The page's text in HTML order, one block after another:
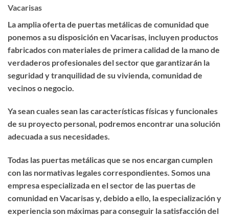
Vacarisas
La amplia oferta de puertas metálicas de comunidad que
ponemos a su disposición en Vacarisas, incluyen productos
fabricados con materiales de primera calidad de la mano de
verdaderos profesionales del sector que garantizarán la
seguridad y tranquilidad de su vivienda, comunidad de
vecinos o negocio.
Ya sean cuales sean las características físicas y funcionales
de su proyecto personal, podremos encontrar una solución
adecuada a sus necesidades.
Todas las puertas metálicas que se nos encargan cumplen
con las normativas legales correspondientes. Somos una
empresa especializada en el sector de las puertas de
comunidad en Vacarisas y, debido a ello, la especialización y
experiencia son máximas para conseguir la satisfacción del